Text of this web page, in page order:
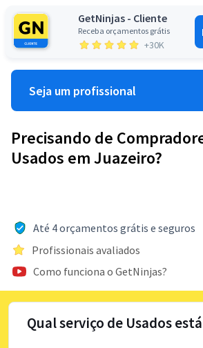
GetNinjas - Cliente
Receba orçamentos grátis
+30K
Seja um profissional
Precisando de
Usados em Juazeiro?
Até 4 orçamentos grátis e seguros
Profissionais avaliados
Como funciona o GetNinjas?
Qual serviço de Usados